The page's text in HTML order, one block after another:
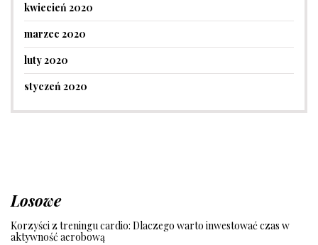
kwiecień 2020
marzec 2020
luty 2020
styczeń 2020
Losowe
Korzyści z treningu cardio: Dlaczego warto inwestować czas w
aktywność aerobową